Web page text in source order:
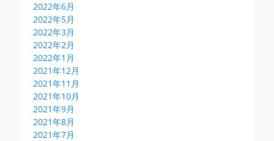
2022年6月
2022年5月
2022年3月
2022年2月
2022年1月
2021年12月
2021年11月
2021年10月
2021年9月
2021年8月
2021年7月